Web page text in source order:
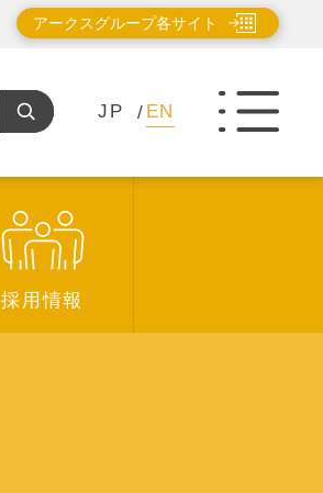
アークスグループ各サイト
JP EN
採用情報